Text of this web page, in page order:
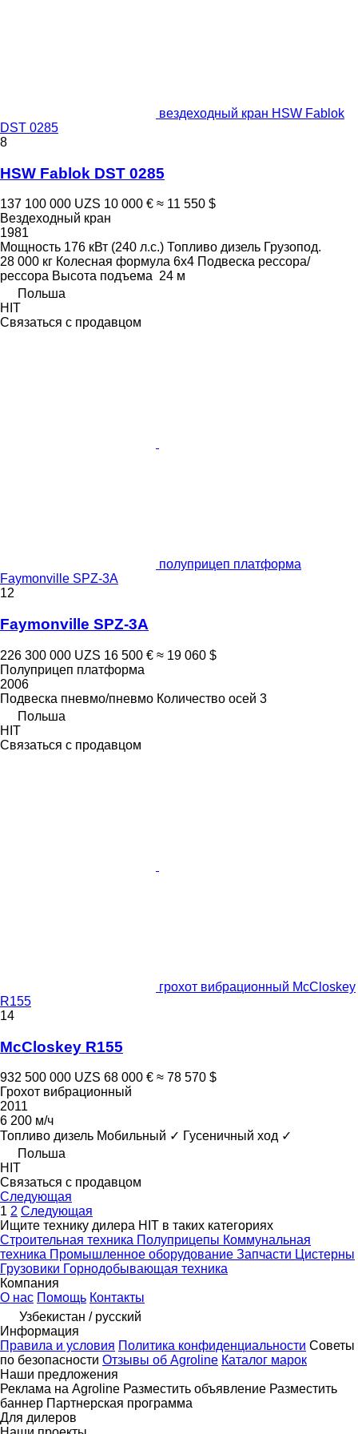
вездеходный кран HSW Fablok
DST 0285
8
HSW Fablok DST 0285
137 100 000 UZS 10 000 € ≈ 11 550 $
Вездеходный кран
1981
Мощность 176 кВт (240 л.с.) Топливо дизель Грузопод.
28 000 кг Колесная формула 6x4 Подвеска рессора/
рессора Высота подъема 24 м
Польша
HIT
Связаться с продавцом
полуприцеп платформа
Faymonville SPZ-3A
12
Faymonville SPZ-3A
226 300 000 UZS 16 500 € ≈ 19 060 $
Полуприцеп платформа
2006
Подвеска пневмо/пневмо Количество осей 3
Польша
HIT
Связаться с продавцом
грохот вибрационный McCloskey
R155
14
McCloskey R155
932 500 000 UZS 68 000 € ≈ 78 570 $
Грохот вибрационный
2011
6 200 м/ч
Топливо дизель Мобильный ✓ Гусеничный ход ✓
Польша
HIT
Связаться с продавцом
Следующая
1 2 Следующая
Ищите технику дилера HIT в таких категориях
Строительная техника Полуприцепы Коммунальная
техника Промышленное оборудование Запчасти Цистерны
Грузовики Горнодобывающая техника
Компания
О нас Помощь Контакты
Узбекистан / русский
Информация
Правила и условия Политика конфиденциальности Советы
по безопасности Отзывы об Agroline Каталог марок
Наши предложения
Реклама на Agroline Разместить объявление Разместить
баннер Партнерская программа
Для дилеров